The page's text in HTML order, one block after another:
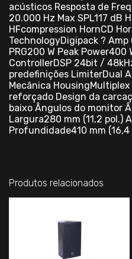
acústicos Resposta de
20.000 Hz Max SPL117 dB
HFcompression HornCD
TechnologyDigipack ?
PRG200 W Peak Power400
ControllerDSP 24bit /
predefinições LimiterDual
Mecânica
reforçado Design da
baixo Ângulos do monitor
Largura280 mm (11,2 pol.)
Profundidade410 mm (16,4
Produtos relacionados